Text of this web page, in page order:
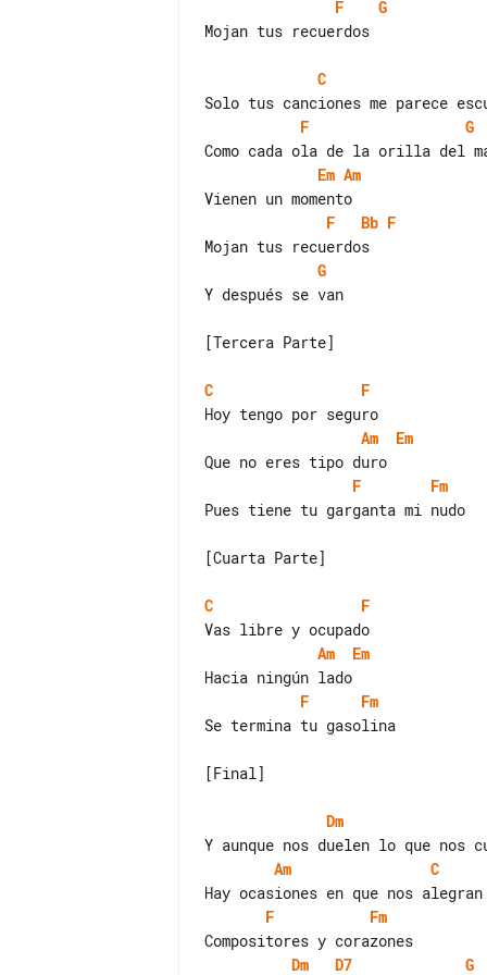
F
G
Mojan tus recuerdos
C
F G
Em Am
F
Bb F
G
Y después se van
[Tercera Parte]
C
F
Am
Em
F
Fm
Pues tiene tu garganta mi nudo
[Cuarta Parte]
C
F
Am
Em
F
Fm
Se termina tu gasolina
[Final]
Dm
Am
C
F
Fm
Dm
D7 G